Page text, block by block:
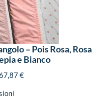
– Pois Rosa, Rosa
e Bianco
€